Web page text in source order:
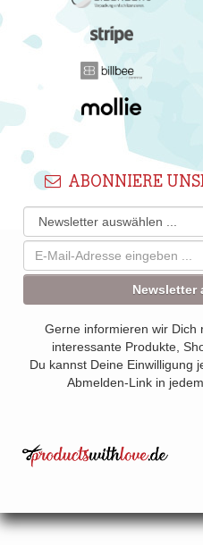
ABONNIERE
Newsletter
Gerne informieren wir
interessante Produkte,
Du kannst Deine Einwilligung
Abmelden-Link in